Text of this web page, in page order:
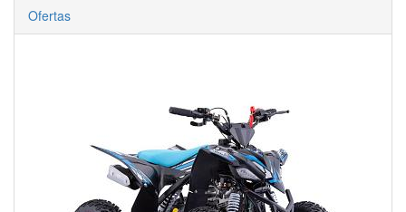
Ofertas